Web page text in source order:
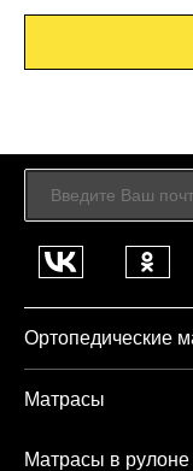
Ортопедические
Матрасы
Матрасы в рулоне